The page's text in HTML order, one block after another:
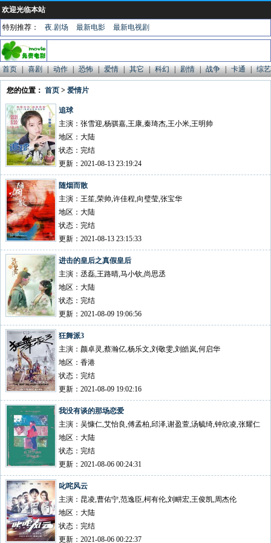
欢迎光临本站
特别推荐： 夜.剧场 最新电影 最新电视剧
首页 | 喜剧 | 动作 | 恐怖 | 爱情 | 其它 | 科幻 | 剧情 | 战争 | 卡通 | 综艺
您的位置： 首页 > 爱情片
追球
主演：张雪迎,杨骐嘉,王康,秦琦杰,王小米,王明帅
地区：大陆
状态：完结
更新：2021-08-13 23:19:24
随烟而散
主演：王笙,荣帅,许佳程,向璧莹,张宝华
地区：大陆
状态：完结
更新：2021-08-13 23:15:33
进击的皇后之真假皇后
主演：丞磊,王路晴,马小钦,尚思丞
地区：大陆
状态：完结
更新：2021-08-09 19:06:56
狂舞派3
主演：颜卓灵,蔡瀚亿,杨乐文,刘敬雯,刘皓岚,何启华
地区：香港
状态：完结
更新：2021-08-09 19:02:16
我没有谈的那场恋爱
主演：吴慷仁,艾怡良,傅孟柏,邱泽,谢盈萱,汤毓绮,钟欣凌,张耀仁
地区：大陆
状态：完结
更新：2021-08-06 00:24:31
叱咤风云
主演：昆凌,曹佑宁,范逸臣,柯有伦,刘畊宏,王俊凯,周杰伦
地区：大陆
状态：完结
更新：2021-08-06 00:22:37